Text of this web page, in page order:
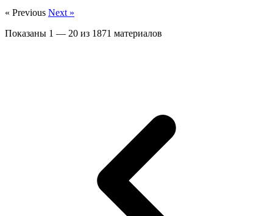
« Previous Next »
Показаны 1 — 20 из 1871 материалов